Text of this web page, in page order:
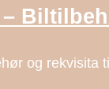
–
og rekvisita